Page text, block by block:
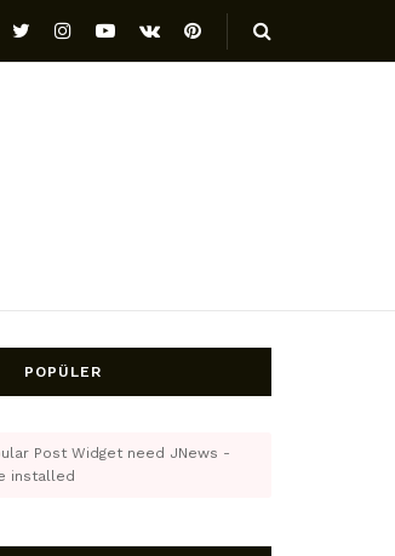
POPÜLER
Post Widget need JNews -
installed